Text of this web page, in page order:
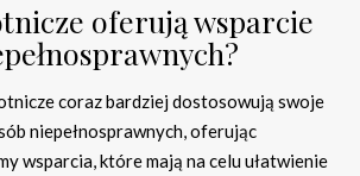
oferują wsparcie
coraz bardziej dostosowują swoje
niepełnosprawnych, oferując
wsparcia, które mają na celu ułatwienie